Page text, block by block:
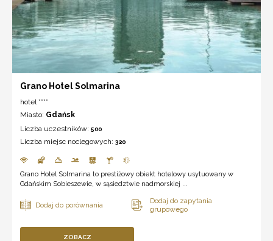
Grano Hotel Solmarina
hotel ****
Miasto: Gdańsk
Liczba uczestników: 500
Liczba miejsc noclegowych: 320
Grano Hotel Solmarina to prestiżowy obiekt hotelowy usytuowany w
Gdańskim Sobieszewie, w sąsiedztwie nadmorskiej ...
ZOBACZ